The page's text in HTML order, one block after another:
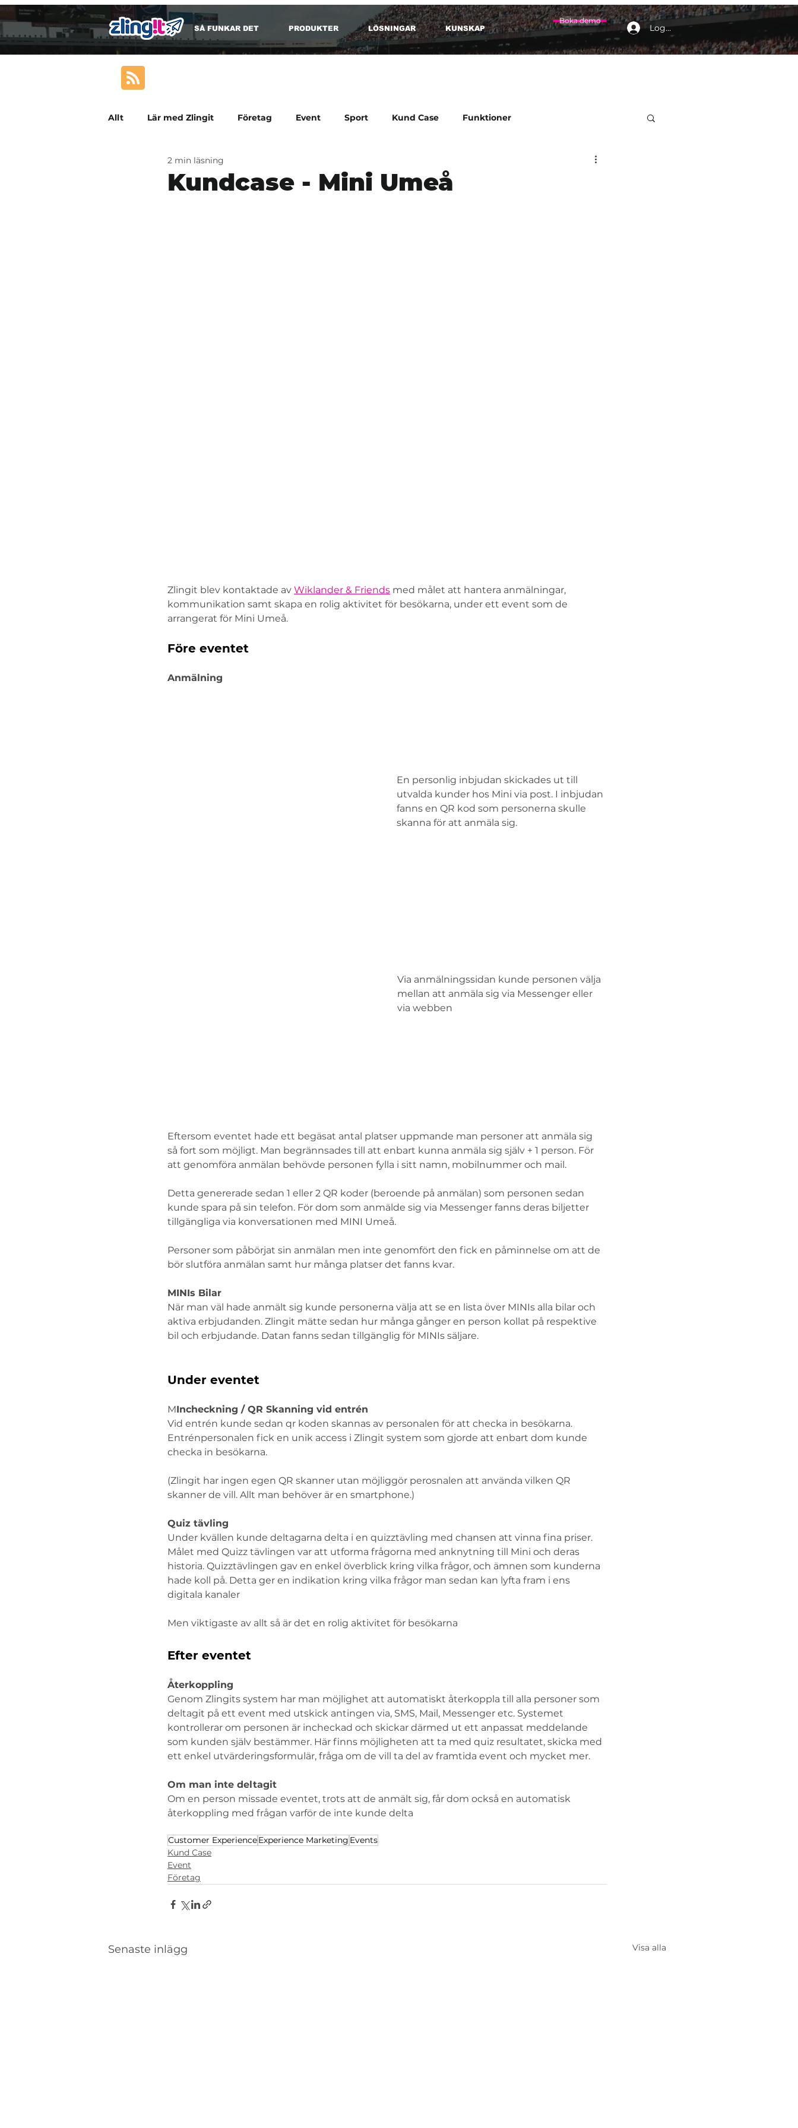
SÅ FUNKAR DET PRODUKTER LÖSNINGAR KUNSKAP
Boka demo
Logga in
Allt Lär med Zlingit Företag Event Sport Kund Case Funktioner
Kundcase - Mini Umeå
2 min läsning
Zlingit blev kontaktade av Wiklander & Friends med målet att hantera anmälningar,
kommunikation samt skapa en rolig aktivitet för besökarna, under ett event som de
arrangerat för Mini Umeå.
Före eventet
Anmälning
En personlig inbjudan skickades ut till
utvalda kunder hos Mini via post. I inbjudan
fanns en QR kod som personerna skulle
skanna för att anmäla sig.
Via anmälningssidan kunde personen välja
mellan att anmäla sig via Messenger eller
via webben
Eftersom eventet hade ett begäsat antal platser uppmande man personer att anmäla sig
så fort som möjligt. Man begrännsades till att enbart kunna anmäla sig själv + 1 person. För
att genomföra anmälan behövde personen fylla i sitt namn, mobilnummer och mail.
Detta genererade sedan 1 eller 2 QR koder (beroende på anmälan) som personen sedan
kunde spara på sin telefon. För dom som anmälde sig via Messenger fanns deras biljetter
tillgängliga via konversationen med MINI Umeå.
Personer som påbörjat sin anmälan men inte genomfört den fick en påminnelse om att de
bör slutföra anmälan samt hur många platser det fanns kvar.
MINIs Bilar
När man väl hade anmält sig kunde personerna välja att se en lista över MINIs alla bilar och
aktiva erbjudanden. Zlingit mätte sedan hur många gånger en person kollat på respektive
bil och erbjudande. Datan fanns sedan tillgänglig för MINIs säljare.
Under eventet
MIncheckning / QR Skanning vid entrén
Vid entrén kunde sedan qr koden skannas av personalen för att checka in besökarna.
Entrénpersonalen fick en unik access i Zlingit system som gjorde att enbart dom kunde
checka in besökarna.
(Zlingit har ingen egen QR skanner utan möjliggör perosnalen att använda vilken QR
skanner de vill. Allt man behöver är en smartphone.)
Quiz tävling
Under kvällen kunde deltagarna delta i en quizztävling med chansen att vinna fina priser.
Målet med Quizz tävlingen var att utforma frågorna med anknytning till Mini och deras
historia. Quizztävlingen gav en enkel överblick kring vilka frågor, och ämnen som kunderna
hade koll på. Detta ger en indikation kring vilka frågor man sedan kan lyfta fram i ens
digitala kanaler
Men viktigaste av allt så är det en rolig aktivitet för besökarna
Efter eventet
Återkoppling
Genom Zlingits system har man möjlighet att automatiskt återkoppla till alla personer som
deltagit på ett event med utskick antingen via, SMS, Mail, Messenger etc. Systemet
kontrollerar om personen är incheckad och skickar därmed ut ett anpassat meddelande
som kunden själv bestämmer. Här finns möjligheten att ta med quiz resultatet, skicka med
ett enkel utvärderingsformulär, fråga om de vill ta del av framtida event och mycket mer.
Om man inte deltagit
Om en person missade eventet, trots att de anmält sig, får dom också en automatisk
återkoppling med frågan varför de inte kunde delta
Customer ExperienceExperience Marketing Events
Kund Case
Event
Företag
Senaste inlägg Visa alla